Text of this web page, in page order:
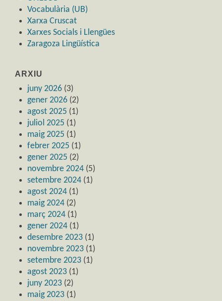
Vocabulària (UB)
Xarxa Cruscat
Xarxes Socials i Llengües
Zaragoza Lingüística
ARXIU
juny 2026 (3)
gener 2026 (2)
agost 2025 (1)
juliol 2025 (1)
maig 2025 (1)
febrer 2025 (1)
gener 2025 (2)
novembre 2024 (5)
setembre 2024 (1)
agost 2024 (1)
maig 2024 (2)
març 2024 (1)
gener 2024 (1)
desembre 2023 (1)
novembre 2023 (1)
setembre 2023 (1)
agost 2023 (1)
juny 2023 (2)
maig 2023 (1)